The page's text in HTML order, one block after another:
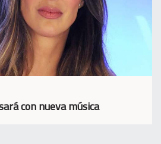
con nueva música